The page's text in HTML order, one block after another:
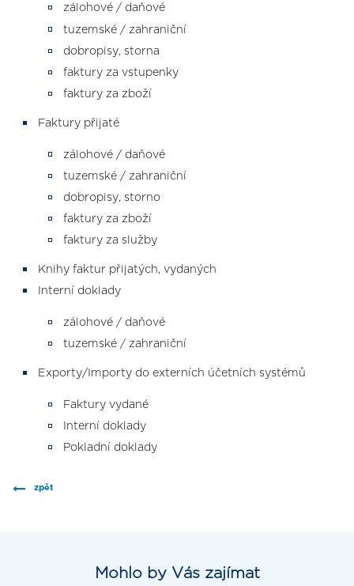
zálohové / daňové
tuzemské / zahraniční
dobropisy, storna
faktury za vstupenky
faktury za zboží
Faktury přijaté
zálohové / daňové
tuzemské / zahraniční
dobropisy, storno
faktury za zboží
faktury za služby
Knihy faktur přijatých, vydaných
Interní doklady
zálohové / daňové
tuzemské / zahraniční
Exporty/Importy do externích účetních systémů
Faktury vydané
Interní doklady
Pokladní doklady
zpět
Mohlo by Vás zajímat